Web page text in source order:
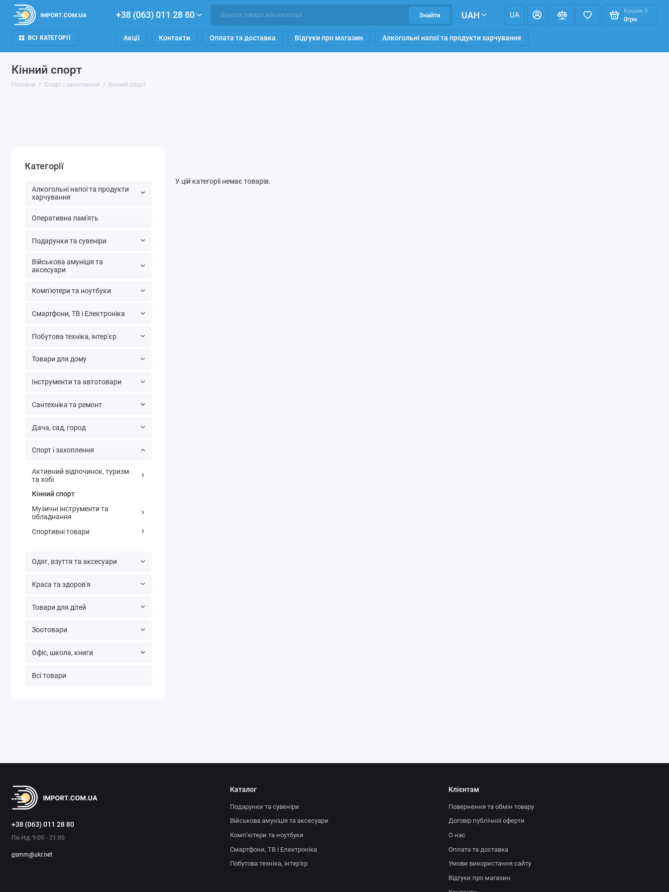
+38 (063) 011 28 80 Знайти UAH UA Кошик 0
0грн
ВСІ КАТЕГОРІЇ Акції Контакти Оплата та доставка Відгуки про магазин Алкогольні напої та продукти харчування
Кінний спорт
Головна Спорт і захоплення Кінний спорт
Категорії
Алкогольні напої та продукти
харчування
Оперативна пам'ять
Подарунки та сувеніри
Військова амуніція та
аксесуари
Комп'ютери та ноутбуки
Смартфони, ТВ і Електроніка
Побутова техніка, інтер'єр
Товари для дому
Інструменти та автотовари
Сантехніка та ремонт
Дача, сад, город
Спорт і захоплення
Активний відпочинок, туризм
та хобі
Кінний спорт
Музичні інструменти та
обладнання
Спортивні товари
Одяг, взуття та аксесуари
Краса та здоров'я
Товари для дітей
Зоотовари
Офіс, школа, книги
Всі товари
У цій категорії немає товарів.
+38 (063) 011 28 80
Пн-Нд: 9:00 - 21:00
gsmm@ukr.net
Каталог
Подарунки та сувеніри
Військова амуніція та аксесуари
Комп'ютери та ноутбуки
Смартфони, ТВ і Електроніка
Побутова техніка, інтер'єр
Клієнтам
Повернення та обмін товару
Договір публічної оферти
О нас
Оплата та доставка
Умови використання сайту
Відгуки про магазин